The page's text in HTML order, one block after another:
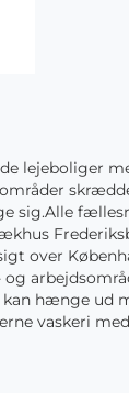
lejeboliger
sig.Alle
over
hænge ud
vaskeri